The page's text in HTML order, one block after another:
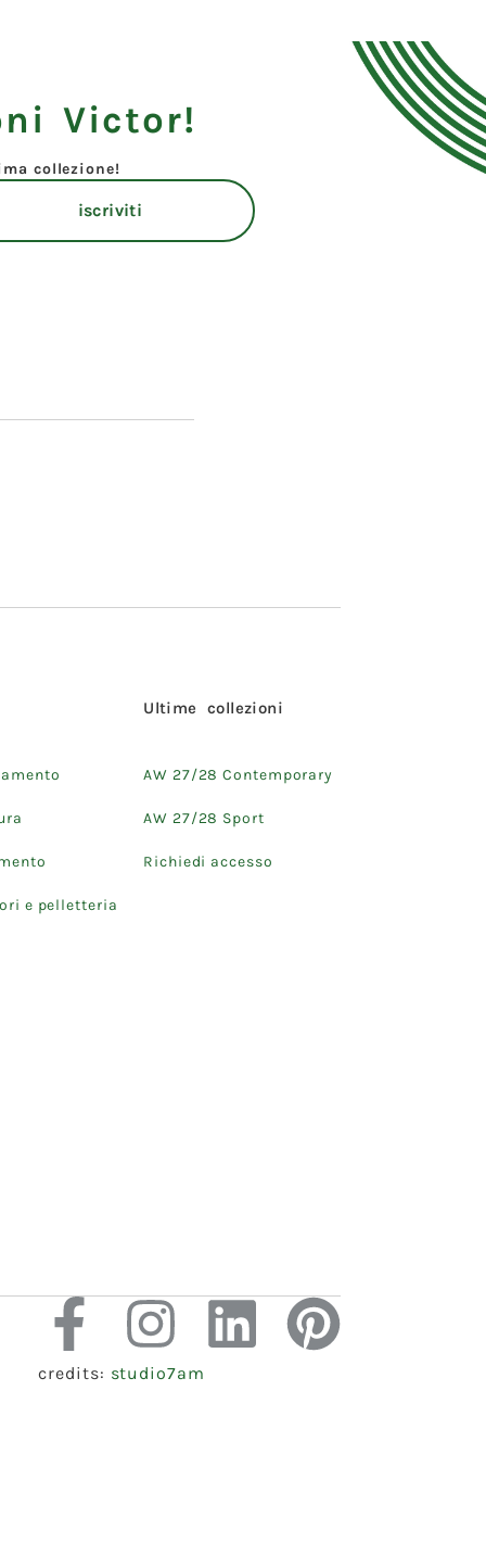
Victor!
collezione!
e pelletteria
Ultime collezioni
AW 27/28 Contemporary
AW 27/28 Sport
Richiedi accesso
credits: studio7am